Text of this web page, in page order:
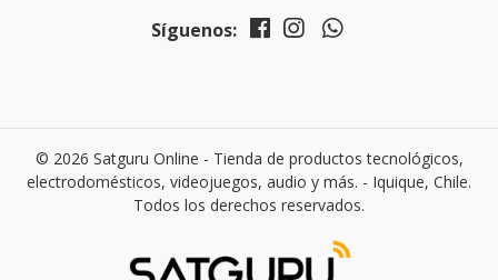
Síguenos:
© 2026 Satguru Online - Tienda de productos tecnológicos,
electrodomésticos, videojuegos, audio y más. - Iquique, Chile.
Todos los derechos reservados.